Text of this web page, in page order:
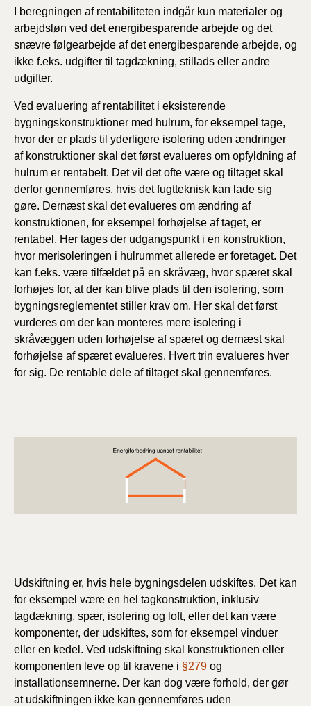
I beregningen af rentabiliteten indgår kun materialer og
arbejdsløn ved det energibesparende arbejde og det
snævre følgearbejde af det energibesparende arbejde, og
ikke f.eks. udgifter til tagdækning, stillads eller andre
udgifter.
Ved evaluering af rentabilitet i eksisterende
bygningskonstruktioner med hulrum, for eksempel tage,
hvor der er plads til yderligere isolering uden ændringer
af konstruktioner skal det først evalueres om opfyldning af
hulrum er rentabelt. Det vil det ofte være og tiltaget skal
derfor gennemføres, hvis det fugtteknisk kan lade sig
gøre. Dernæst skal det evalueres om ændring af
konstruktionen, for eksempel forhøjelse af taget, er
rentabel. Her tages der udgangspunkt i en konstruktion,
hvor merisoleringen i hulrummet allerede er foretaget. Det
kan f.eks. være tilfældet på en skråvæg, hvor spæret skal
forhøjes for, at der kan blive plads til den isolering, som
bygningsreglementet stiller krav om. Her skal det først
vurderes om der kan monteres mere isolering i
skråvæggen uden forhøjelse af spæret og dernæst skal
forhøjelse af spæret evalueres. Hvert trin evalueres hver
for sig. De rentable dele af tiltaget skal gennemføres.
Udskiftning er, hvis hele bygningsdelen udskiftes. Det kan
for eksempel være en hel tagkonstruktion, inklusiv
tagdækning, spær, isolering og loft, eller det kan være
komponenter, der udskiftes, som for eksempel vinduer
eller en kedel. Ved udskiftning skal konstruktionen eller
komponenten leve op til kravene i §279 og
installationsemnerne. Der kan dog være forhold, der gør
at udskiftningen ikke kan gennemføres uden